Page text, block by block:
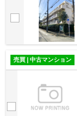
売買 | 中古マンション